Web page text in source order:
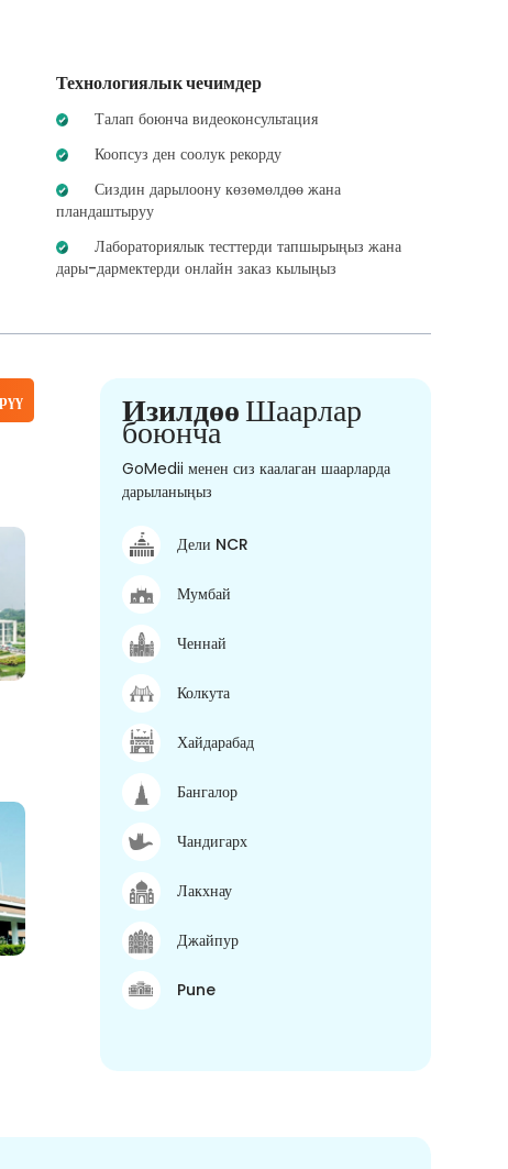
Технологиялык чечимдер
Талап боюнча видеоконсультация
Коопсуз ден соолук рекорду
Сиздин дарылоону көзөмөлдөө жана
пландаштыруу
Лабораториялык тесттерди тапшырыңыз жана
дары-дармектерди онлайн заказ кылыңыз
ИзилдөөШаарлар
боюнча
GoMedii менен сиз каалаган шаарларда
дарыланыңыз
Дели NCR
Мумбай
Ченнай
Колкута
Хайдарабад
Бангалор
Чандигарх
Лакхнау
Джайпур
Pune